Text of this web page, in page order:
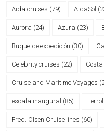
Aida cruises (79) AidaSol
Aurora (24) Azura (23)
Buque de expedición (30)
Celebrity cruises (22)
Cruise and Maritime Voyages
escala inaugural (85) Ferrol
Fred. Olsen Cruise lines (60)